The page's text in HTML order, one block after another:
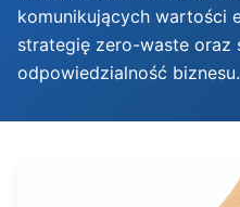
komunikujących wartości
strategię zero-waste oraz
odpowiedzialność biznesu.